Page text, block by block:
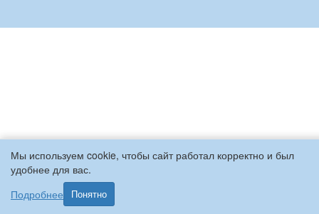
Мы используем cookie, чтобы сайт работал корректно и был
удобнее для вас.
Подробнее
Понятно